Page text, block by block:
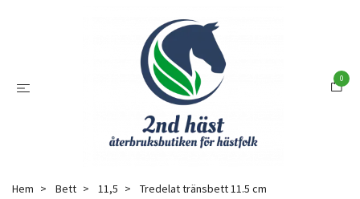
0
Hem Bett 11,5 Tredelat tränsbett 11.5 cm